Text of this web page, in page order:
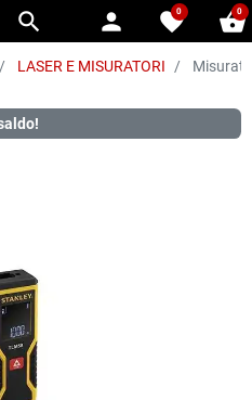
search person favorite
0 shopping_basket
0
LASER E MISURATORI